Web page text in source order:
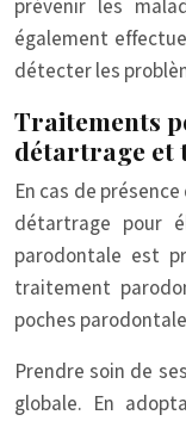
prévenir les
également
détecter les
Traitements
détartrage et
En cas de
détartrage pour
parodontale est
traitement
poches
Prendre soin de
globale. En